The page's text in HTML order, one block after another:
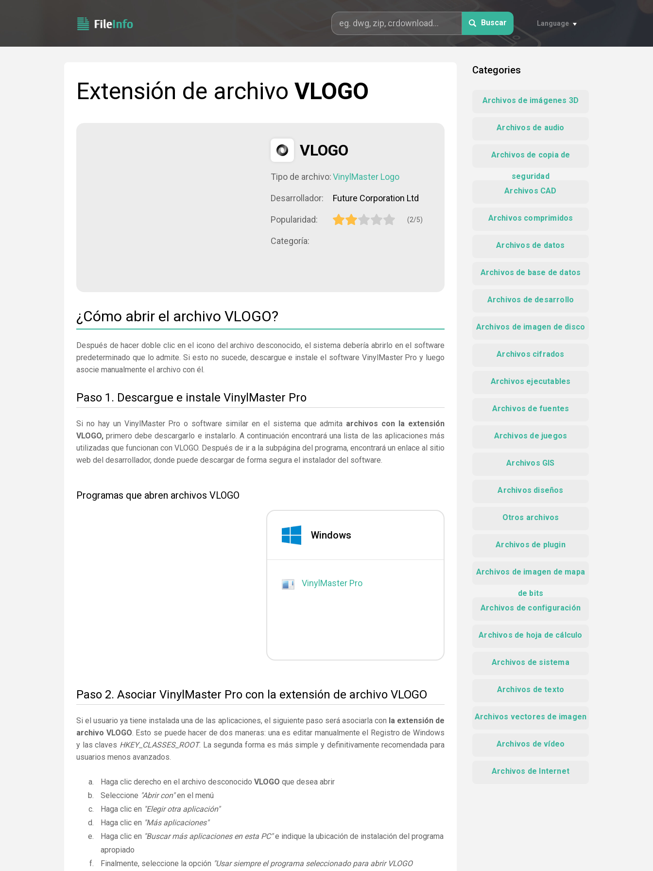
Buscar Language
Extensión de archivo VLOGO
VLOGO
Tipo de archivo:VinylMaster Logo
Desarrollador: Future Corporation Ltd
Popularidad: (2/5)
Categoría:
¿Cómo abrir el archivo VLOGO?
Después de hacer doble clic en el icono del archivo desconocido, el sistema debería abrirlo en el software
predeterminado que lo admite. Si esto no sucede, descargue e instale el software VinylMaster Pro y luego
asocie manualmente el archivo con él.
Paso 1. Descargue e instale VinylMaster Pro
Si no hay un VinylMaster Pro o software similar en el sistema que admita archivos con la extensión
VLOGO, primero debe descargarlo e instalarlo. A continuación encontrará una lista de las aplicaciones más
utilizadas que funcionan con VLOGO. Después de ir a la subpágina del programa, encontrará un enlace al sitio
web del desarrollador, donde puede descargar de forma segura el instalador del software.
Programas que abren archivos VLOGO
Windows
VinylMaster Pro
Paso 2. Asociar VinylMaster Pro con la extensión de archivo VLOGO
Si el usuario ya tiene instalada una de las aplicaciones, el siguiente paso será asociarla con la extensión de
archivo VLOGO. Esto se puede hacer de dos maneras: una es editar manualmente el Registro de Windows
y las claves HKEY_CLASSES_ROOT. La segunda forma es más simple y definitivamente recomendada para
usuarios menos avanzados.
Haga clic derecho en el archivo desconocido VLOGO que desea abrir
Seleccione "Abrir con"en el menú
Haga clic en "Elegir otra aplicación"
Haga clic en "Más aplicaciones"
Haga clic en "Buscar más aplicaciones en esta PC"e indique la ubicación de instalación del programa
apropiado
Finalmente, seleccione la opción "Usar siempre el programa seleccionado para abrir VLOGO
Categories
Archivos de imágenes 3D
Archivos de audio
Archivos de copia de
seguridad
Archivos CAD
Archivos comprimidos
Archivos de datos
Archivos de base de datos
Archivos de desarrollo
Archivos de imagen de disco
Archivos cifrados
Archivos ejecutables
Archivos de fuentes
Archivos de juegos
Archivos GIS
Archivos diseños
Otros archivos
Archivos de plugin
Archivos de imagen de mapa
de bits
Archivos de configuración
Archivos de hoja de cálculo
Archivos de sistema
Archivos de texto
Archivos vectores de imagen
Archivos de vídeo
Archivos de Internet